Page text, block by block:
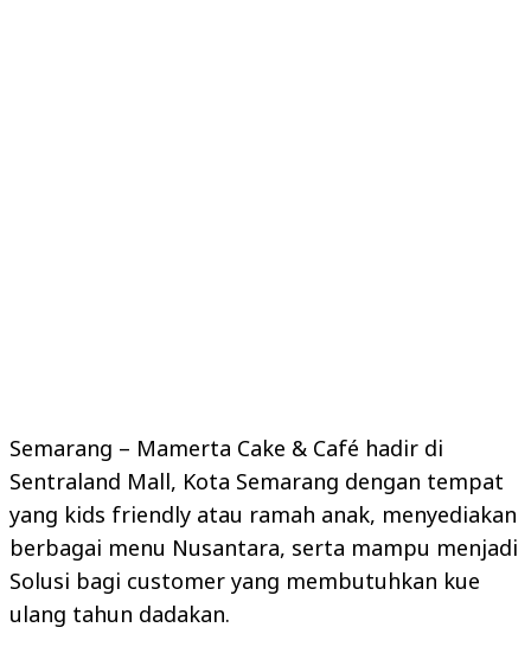
Semarang – Mamerta Cake & Café hadir di
Sentraland Mall, Kota Semarang dengan tempat
yang kids friendly atau ramah anak, menyediakan
berbagai menu Nusantara, serta mampu menjadi
Solusi bagi customer yang membutuhkan kue
ulang tahun dadakan.